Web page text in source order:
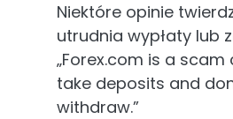
Niektóre opinie
utrudnia wypłaty lub
„Forex.com is a
take deposits and
withdraw.”